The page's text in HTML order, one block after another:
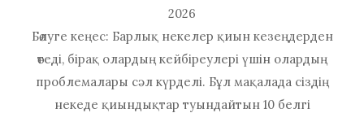
2026
Бөлуге кеңес: Барлық некелер қиын кезеңдерден
өтеді, бірақ олардың кейбіреулері үшін олардың
проблемалары сәл күрделі. Бұл мақалада сіздің
некеде қиындықтар туындайтын 10 белгі